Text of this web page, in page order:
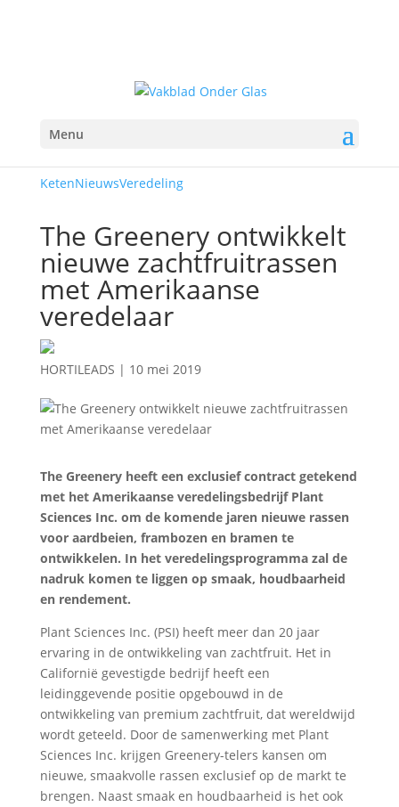
Menu
KetenNieuwsVeredeling
The Greenery ontwikkelt
nieuwe zachtfruitrassen
met Amerikaanse
veredelaar
HORTILEADS | 10 mei 2019
The Greenery heeft een exclusief contract getekend
met het Amerikaanse veredelingsbedrijf Plant
Sciences Inc. om de komende jaren nieuwe rassen
voor aardbeien, frambozen en bramen te
ontwikkelen. In het veredelingsprogramma zal de
nadruk komen te liggen op smaak, houdbaarheid
en rendement.
Plant Sciences Inc. (PSI) heeft meer dan 20 jaar
ervaring in de ontwikkeling van zachtfruit. Het in
Californië gevestigde bedrijf heeft een
leidinggevende positie opgebouwd in de
ontwikkeling van premium zachtfruit, dat wereldwijd
wordt geteeld. Door de samenwerking met Plant
Sciences Inc. krijgen Greenery-telers kansen om
nieuwe, smaakvolle rassen exclusief op de markt te
brengen. Naast smaak en houdbaarheid is het ook